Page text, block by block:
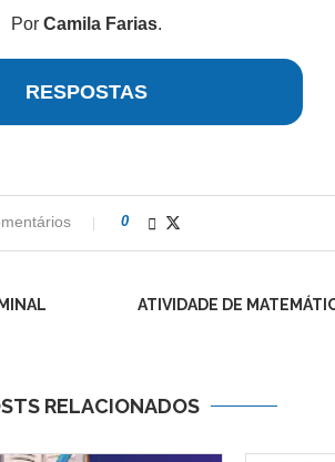
Por Camila Farias.
RESPOSTAS
0
ATIVIDADE DE
RELACIONADOS